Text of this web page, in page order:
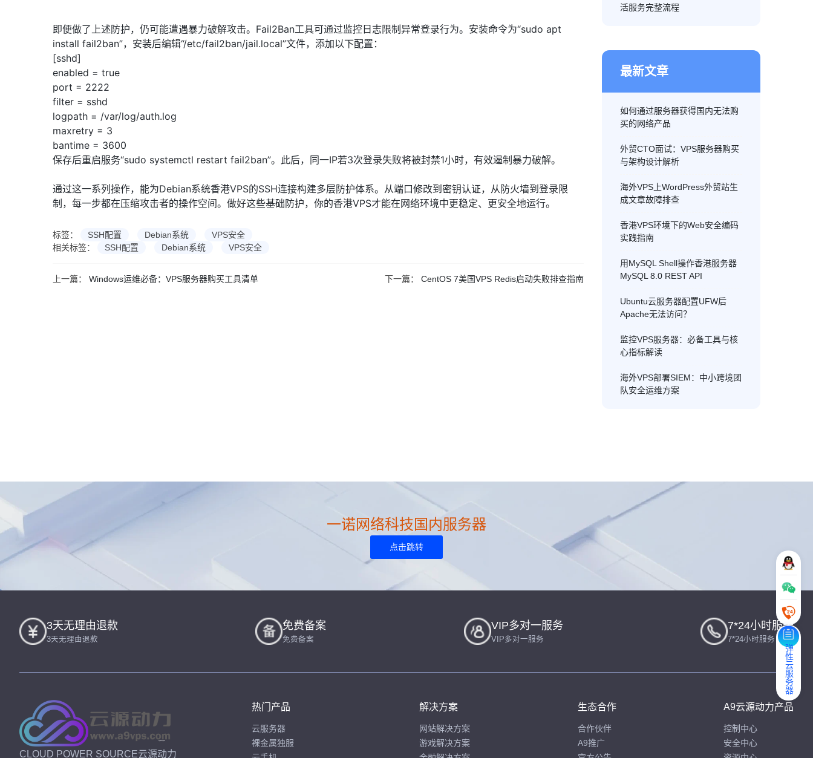
即便做了上述防护，仍可能遭遇暴力破解攻击。Fail2Ban工具可通过监控日志限制异常登录行为。安装命令为“sudo apt
install fail2ban”，安装后编辑“/etc/fail2ban/jail.local”文件，添加以下配置：
[sshd]
enabled = true
port = 2222
filter = sshd
logpath = /var/log/auth.log
maxretry = 3
bantime = 3600
保存后重启服务“sudo systemctl restart fail2ban”。此后，同一IP若3次登录失败将被封禁1小时，有效遏制暴力破解。
通过这一系列操作，能为Debian系统香港VPS的SSH连接构建多层防护体系。从端口修改到密钥认证，从防火墙到登录限
制，每一步都在压缩攻击者的操作空间。做好这些基础防护，你的香港VPS才能在网络环境中更稳定、更安全地运行。
标签： SSH配置 Debian系统
VPS安全
相关标签：
SSH配置 Debian系统 VPS安全
上一篇： Windows运维必备：VPS服务器购买工具清单 下一篇： CentOS 7美国VPS Redis启动失败排查指南
活服务完整流程
最新文章
如何通过服务器获得国内无法购
买的网络产品
外贸CTO面试：VPS服务器购买
与架构设计解析
海外VPS上WordPress外贸站生
成文章故障排查
香港VPS环境下的Web安全编码
实践指南
用MySQL Shell操作香港服务器
MySQL 8.0 REST API
Ubuntu云服务器配置UFW后
Apache无法访问？
监控VPS服务器：必备工具与核
心指标解读
海外VPS部署SIEM：中小跨境团
队安全运维方案
弹性云服务器
一诺网络科技国内服务器
点击跳转
3天无理由退款
3天无理由退款
免费备案
免费备案
VIP多对一服务
VIP多对一服务
7*24小时服务
7*24小时服务
CLOUD POWER SOURCE云源动力
热门产品
云服务器
裸金属独服
解决方案
网站解决方案
游戏解决方案
生态合作
合作伙伴
A9推广
A9云源动力产品
控制中心
安全中心